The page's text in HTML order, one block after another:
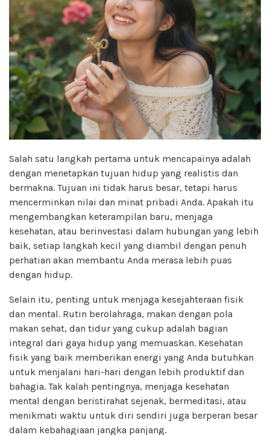
Salah satu langkah pertama untuk mencapainya adalah
dengan menetapkan tujuan hidup yang realistis dan
bermakna. Tujuan ini tidak harus besar, tetapi harus
mencerminkan nilai dan minat pribadi Anda. Apakah itu
mengembangkan keterampilan baru, menjaga
kesehatan, atau berinvestasi dalam hubungan yang lebih
baik, setiap langkah kecil yang diambil dengan penuh
perhatian akan membantu Anda merasa lebih puas
dengan hidup.
Selain itu, penting untuk menjaga kesejahteraan fisik
dan mental. Rutin berolahraga, makan dengan pola
makan sehat, dan tidur yang cukup adalah bagian
integral dari gaya hidup yang memuaskan. Kesehatan
fisik yang baik memberikan energi yang Anda butuhkan
untuk menjalani hari-hari dengan lebih produktif dan
bahagia. Tak kalah pentingnya, menjaga kesehatan
mental dengan beristirahat sejenak, bermeditasi, atau
menikmati waktu untuk diri sendiri juga berperan besar
dalam kebahagiaan jangka panjang.